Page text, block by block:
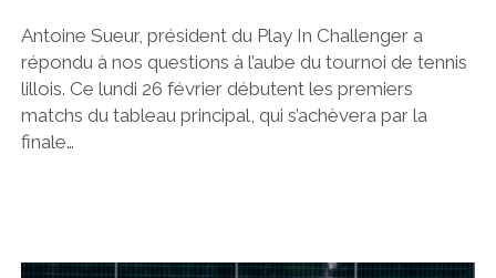
Antoine Sueur, président du Play In Challenger a
répondu à nos questions à l’aube du tournoi de tennis
lillois. Ce lundi 26 février débutent les premiers
matchs du tableau principal, qui s’achèvera par la
finale…